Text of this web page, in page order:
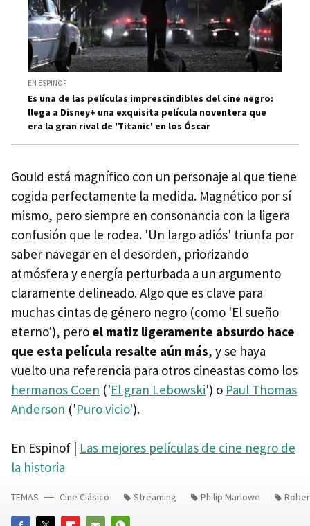
EN ESPINOF
Es una de las películas imprescindibles del cine negro:
llega a Disney+ una exquisita película noventera que
era la gran rival de 'Titanic' en los Óscar
Gould está magnífico con un personaje al que tiene
cogida perfectamente la medida. Magnético por sí
mismo, pero siempre en consonancia con la ligera
confusión que le rodea. 'Un largo adiós' triunfa por
saber navegar en el desorden, priorizando
atmósfera y energía perturbada a un argumento
claramente delineado. Algo que es clave para
muchas cintas de género negro (como 'El sueño
eterno'), pero el matiz ligeramente absurdo hace
que esta película resalte aún más, y se haya
vuelto una referencia para otros cineastas como los
hermanos Coen ('El gran Lebowski') o Paul Thomas
Anderson ('Puro vicio').
En Espinof | Las mejores películas de cine negro de
la historia
TEMAS Cine Clásico Streaming Philip Marlowe